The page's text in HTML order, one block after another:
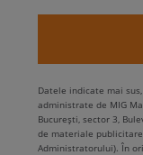
Datele indicate mai
administrate de MIG
București, sector 3,
de materiale
Administratorului). În